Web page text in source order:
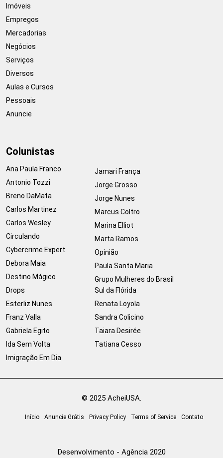
Imóveis
Empregos
Mercadorias
Negócios
Serviços
Diversos
Aulas e Cursos
Pessoais
Anuncie
Colunistas
Ana Paula Franco
Antonio Tozzi
Breno DaMata
Carlos Martinez
Carlos Wesley
Circulando
Cybercrime Expert
Debora Maia
Destino Mágico
Drops
Esterliz Nunes
Franz Valla
Gabriela Egito
Ida Sem Volta
Imigração Em Dia
Jamari França
Jorge Grosso
Jorge Nunes
Marcus Coltro
Marina Elliot
Marta Ramos
Opinião
Paula Santa Maria
Grupo Mulheres do Brasil
Sul da Flórida
Renata Loyola
Sandra Colicino
Taiara Desirée
Tatiana Cesso
© 2025 AcheiUSA.
Início Anuncie Grátis Privacy Policy Terms of Service Contato
Desenvolvimento - Agência 2020